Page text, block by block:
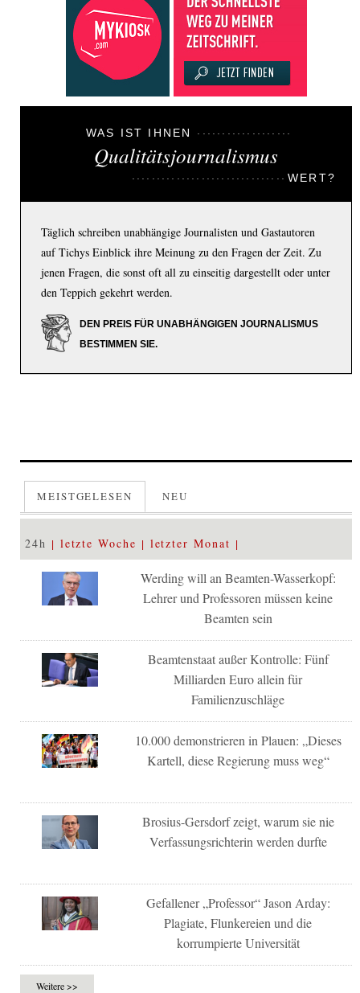
WAS IST IHNEN
Qualitätsjournalismus
WERT?
Täglich schreiben unabhängige Journalisten und Gastautoren
auf Tichys Einblick ihre Meinung zu den Fragen der Zeit. Zu
jenen Fragen, die sonst oft all zu einseitig dargestellt oder unter
den Teppich gekehrt werden.
DEN PREIS FÜR UNABHÄNGIGEN JOURNALISMUS
BESTIMMEN SIE.
MEISTGELESEN NEU
24h letzte Woche letzter Monat
Werding will an Beamten-Wasserkopf:
Lehrer und Professoren müssen keine
Beamten sein
Beamtenstaat außer Kontrolle: Fünf
Milliarden Euro allein für
Familienzuschläge
10.000 demonstrieren in Plauen: „Dieses
Kartell, diese Regierung muss weg“
Brosius-Gersdorf zeigt, warum sie nie
Verfassungsrichterin werden durfte
Gefallener „Professor“ Jason Arday:
Plagiate, Flunkereien und die
korrumpierte Universität
Weitere >>